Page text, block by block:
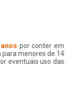
anos por conter em
menores de 14
eventuais uso das